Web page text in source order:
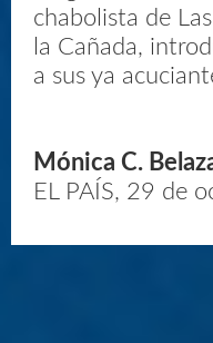
chabolista de
la Cañada,
a sus ya
Mónica C.
EL PAÍS, 29 de